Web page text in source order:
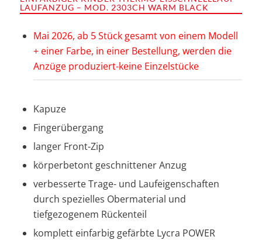
LAUFANZUG – MOD. 2303CH WARM BLACK
Mai 2026, ab 5 Stück gesamt von einem Modell
+ einer Farbe, in einer Bestellung, werden die
Anzüge produziert-keine Einzelstücke
Kapuze
Fingerübergang
langer Front-Zip
körperbetont geschnittener Anzug
verbesserte Trage- und Laufeigenschaften
durch spezielles Obermaterial und
tiefgezogenem Rückenteil
komplett einfarbig gefärbte Lycra POWER